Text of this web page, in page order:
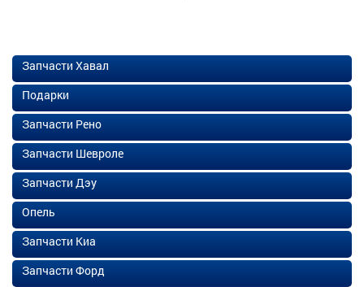
Запчасти Хавал
Подарки
Запчасти Рено
Запчасти Шевроле
Запчасти Дэу
Опель
Запчасти Киа
Запчасти Форд